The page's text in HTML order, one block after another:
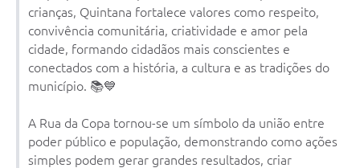
crianças, Quintana fortalece valores como respeito,
convivência comunitária, criatividade e amor pela
cidade, formando cidadãos mais conscientes e
conectados com a história, a cultura e as tradições do
município. 📚💙
A Rua da Copa tornou-se um símbolo da união entre
poder público e população, demonstrando como ações
simples podem gerar grandes resultados, criar